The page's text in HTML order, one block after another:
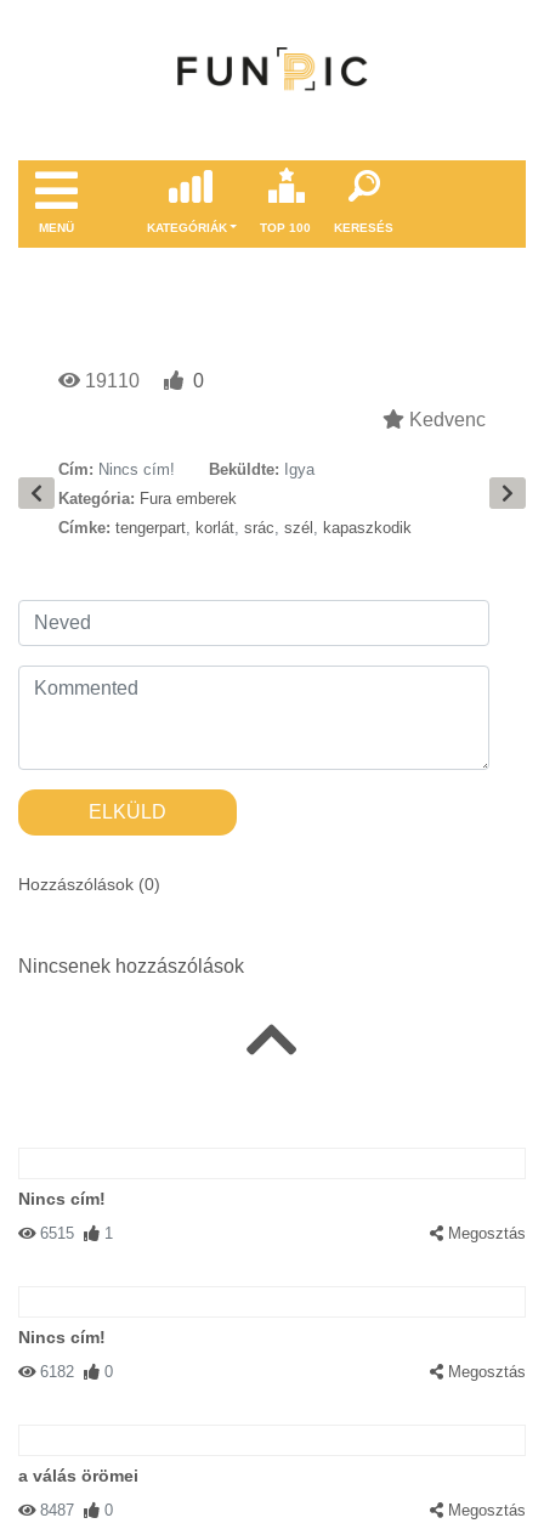
MENÜ KATEGÓRIÁK TOP 100 KERESÉS
19110
0
Kedvenc
Cím: Nincs cím! Beküldte: Igya
Kategória: Fura emberek
Címke: tengerpart, korlát, srác, szél , kapaszkodik
ELKÜLD
Hozzászólások (0)
Nincsenek hozzászólások
Nincs cím!
6515 1 Megosztás
Nincs cím!
6182 0 Megosztás
a válás örömei
8487 0 Megosztás